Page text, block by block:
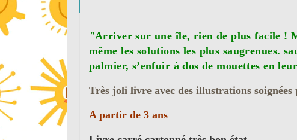
"Arriver sur une île, rien de plus facile !
même les solutions les plus saugrenues.
palmier, s’enfuir à dos de mouettes en
Très joli livre avec des illustrations soignées
A partir de 3 ans